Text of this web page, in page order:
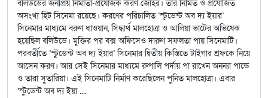
বলিউডের জনপ্রিয় নির্মাতা-প্রযোজক করণ জোহর। তার নির্মিত ও প্রযোজিত
অসংখ্য হিট সিনেমা রয়েছে। করণের পরিচালিত ‘স্টুডেন্ট অব দ্য ইয়ার’
সিনেমার মাধ্যমে বরুণ ধাওয়ান, সিদ্ধার্থ মালহোত্রা ও আলিয়া ভাটের অভিষেক
হয়েছিল বলিউডে। মুক্তির পর বক্স অফিসেও দারুণ সফলতা পায় সিনেমাটি।
পরবর্তীতে ‘স্টুডেন্ট অব দ্য ইয়ার’ সিনেমার দ্বিতীয় কিস্তিতে টাইগার শ্রফকে নিয়ে
আসেন করণ। আর সেই সিনেমার মাধ্যমে রুপালি পর্দায় পা রাখেন অনন্যা পান্ডে
ও তারা সুতারিয়া। এই সিনেমাটি নির্মাণ করেছিলেন পুনিত মালহোত্রা। এবার
‘স্টুডেন্ট অব দ্য ইয়া ....